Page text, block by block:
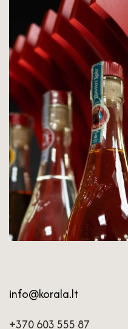
info@korala.lt
+370 603 555 87